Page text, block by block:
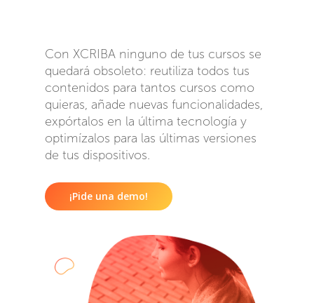
Con XCRIBA ninguno de tus cursos se
quedará obsoleto: reutiliza todos tus
contenidos para tantos cursos como
quieras, añade nuevas funcionalidades,
expórtalos en la última tecnología y
optimízalos para las últimas versiones
de tus dispositivos.
¡Pide una demo!